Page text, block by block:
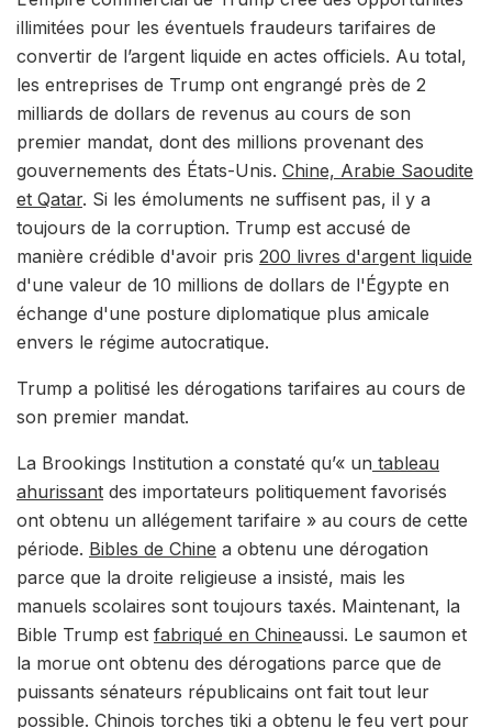
illimitées pour les éventuels fraudeurs tarifaires de
convertir de l’argent liquide en actes officiels. Au total,
les entreprises de Trump ont engrangé près de 2
milliards de dollars de revenus au cours de son
premier mandat, dont des millions provenant des
gouvernements des États-Unis. Chine, Arabie Saoudite
et Qatar. Si les émoluments ne suffisent pas, il y a
toujours de la corruption. Trump est accusé de
manière crédible d'avoir pris 200 livres d'argent liquide
d'une valeur de 10 millions de dollars de l'Égypte en
échange d'une posture diplomatique plus amicale
envers le régime autocratique.
Trump a politisé les dérogations tarifaires au cours de
son premier mandat.
La Brookings Institution a constaté qu’« un tableau
ahurissant des importateurs politiquement favorisés
ont obtenu un allégement tarifaire » au cours de cette
période. Bibles de Chine a obtenu une dérogation
parce que la droite religieuse a insisté, mais les
manuels scolaires sont toujours taxés. Maintenant, la
Bible Trump est fabriqué en Chineaussi. Le saumon et
la morue ont obtenu des dérogations parce que de
puissants sénateurs républicains ont fait tout leur
possible. Chinois torches tiki a obtenu le feu vert pour